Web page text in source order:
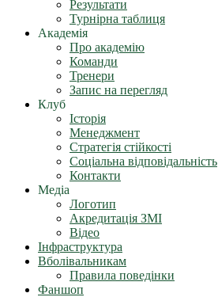
Результати
Турнірна таблиця
Академія
Про академію
Команди
Тренери
Запис на перегляд
Клуб
Історія
Менеджмент
Стратегія стійкості
Соціальна відповідальність
Контакти
Медіа
Логотип
Акредитація ЗМІ
Відео
Інфраструктура
Вболівальникам
Правила поведінки
Фаншоп